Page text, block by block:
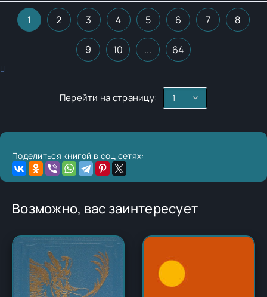
1 2 3 4 5 6 7 8
9 10 ... 64
Перейти на страницу:
Поделиться книгой в соц сетях:
Возможно, вас заинтересует